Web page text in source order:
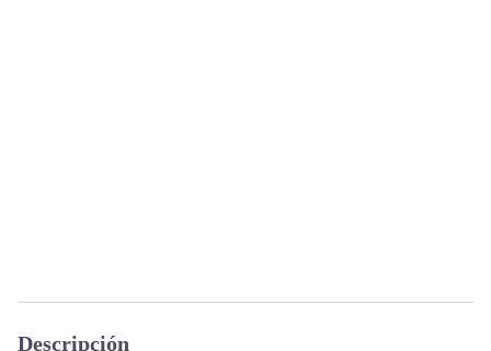
Descripción